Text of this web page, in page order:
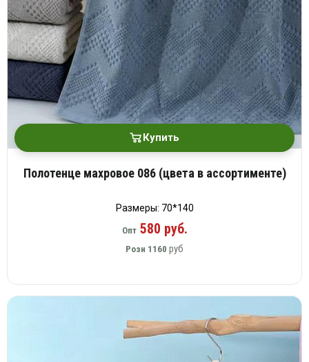
Купить
Полотенце махровое 086 (цвета в ассортименте)
Размеры: 70*140
Опт580 руб.
Розн 1160 руб